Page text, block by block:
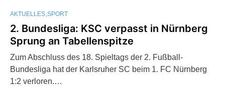
AKTUELLES SPORT
2. Bundesliga: KSC verpasst in Nürnberg
Sprung an Tabellenspitze
Zum Abschluss des 18. Spieltags der 2. Fußball-
Bundesliga hat der Karlsruher SC beim 1. FC Nürnberg
1:2 verloren.…